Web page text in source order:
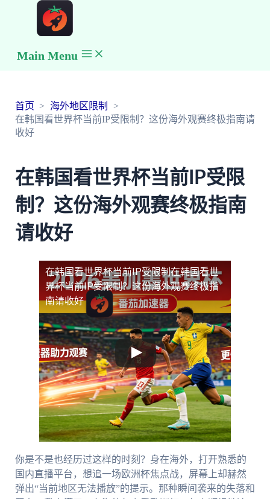
Main Menu
首页
海外地区限制
在韩国看世界杯当前IP受限制？这份海外观赛终极指南请
收好
在韩国看世界杯当前IP受限
制？这份海外观赛终极指南
请收好
在韩国看世界杯当前IP受限制在韩国看世
界杯当前IP受限制？这份海外观赛终极指
南请收好
你是不是也经历过这样的时刻？身在海外，打开熟悉的
国内直播平台，想追一场欧洲杯焦点战，屏幕上却赫然
弹出“当前地区无法播放”的提示。那种瞬间袭来的失落和